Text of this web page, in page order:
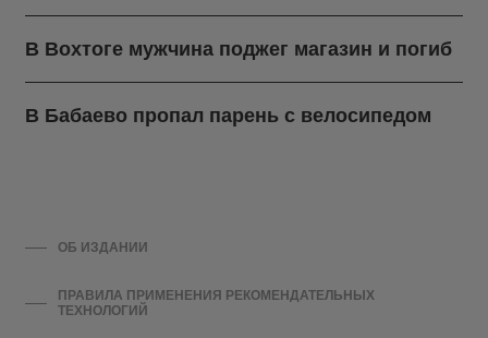
В Вохтоге мужчина поджег магазин и погиб
В Бабаево пропал парень с велосипедом
ОБ ИЗДАНИИ
ПРАВИЛА ПРИМЕНЕНИЯ РЕКОМЕНДАТЕЛЬНЫХ
ТЕХНОЛОГИЙ